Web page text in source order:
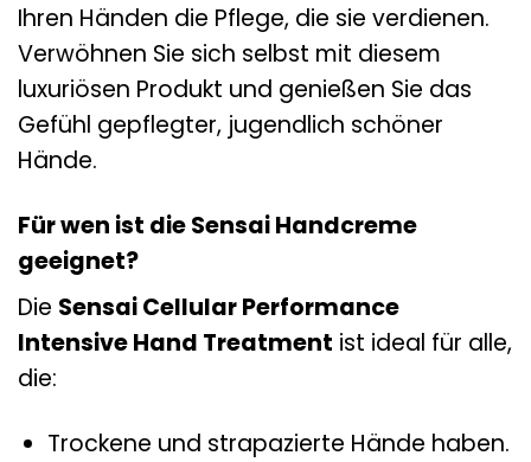
Ihren Händen die Pflege, die sie verdienen.
Verwöhnen Sie sich selbst mit diesem
luxuriösen Produkt und genießen Sie das
Gefühl gepflegter, jugendlich schöner
Hände.
Für wen ist die Sensai Handcreme
geeignet?
Die Sensai Cellular Performance
Intensive Hand Treatment ist ideal für alle,
die:
Trockene und strapazierte Hände haben.